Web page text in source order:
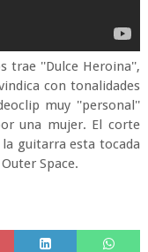
trae ''Dulce Heroina'',
con tonalidades
muy ''personal''
una mujer. El corte
guitarra esta tocada
Space.